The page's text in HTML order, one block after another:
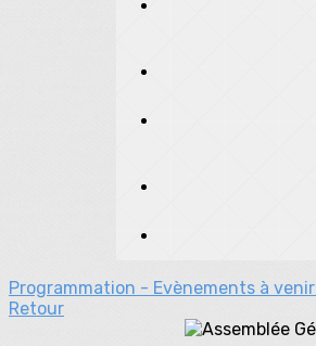
Programmation - Evènements à venir
Retour